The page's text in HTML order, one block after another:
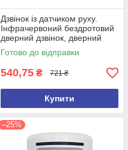
Дзвінок із датчиком руху.
Інфрачервоний бездротовий
дверний дзвінок, дверний
дзвіночок
Готово до відправки
540,75 ₴ 721 ₴
Купити
–25%